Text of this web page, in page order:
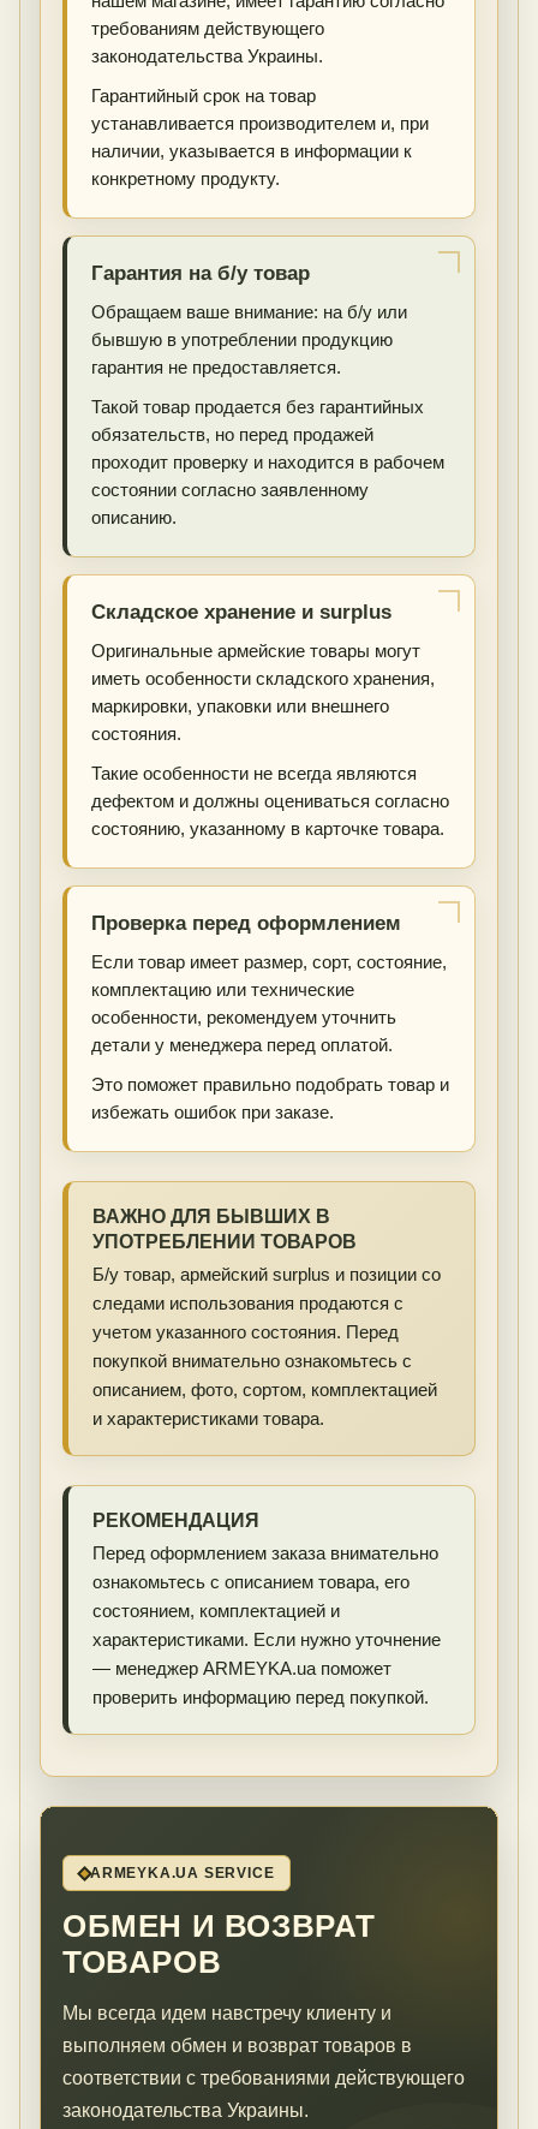
требованиям действующего
законодательства Украины.
Гарантийный срок на товар
устанавливается производителем и, при
наличии, указывается в информации к
конкретному продукту.
Гарантия на б/у товар
Обращаем ваше внимание: на б/у или
бывшую в употреблении продукцию
гарантия не предоставляется.
Такой товар продается без гарантийных
обязательств, но перед продажей
проходит проверку и находится в рабочем
состоянии согласно заявленному
описанию.
Складское хранение и surplus
Оригинальные армейские товары могут
иметь особенности складского хранения,
маркировки, упаковки или внешнего
состояния.
Такие особенности не всегда являются
дефектом и должны оцениваться согласно
состоянию, указанному в карточке товара.
Проверка перед оформлением
Если товар имеет размер, сорт, состояние,
комплектацию или технические
особенности, рекомендуем уточнить
детали у менеджера перед оплатой.
Это поможет правильно подобрать товар и
избежать ошибок при заказе.
ВАЖНО ДЛЯ БЫВШИХ В
УПОТРЕБЛЕНИИ ТОВАРОВ
Б/у товар, армейский surplus и позиции со
следами использования продаются с
учетом указанного состояния. Перед
покупкой внимательно ознакомьтесь с
описанием, фото, сортом, комплектацией
и характеристиками товара.
РЕКОМЕНДАЦИЯ
Перед оформлением заказа внимательно
ознакомьтесь с описанием товара, его
состоянием, комплектацией и
характеристиками. Если нужно уточнение
— менеджер ARMEYKA.ua поможет
проверить информацию перед покупкой.
ARMEYKA.UA SERVICE
ОБМЕН И ВОЗВРАТ
ТОВАРОВ
Мы всегда идем навстречу клиенту и
выполняем обмен и возврат товаров в
соответствии с требованиями действующего
законодательства Украины.